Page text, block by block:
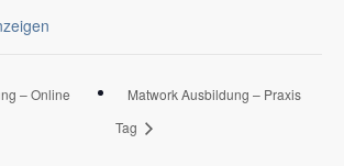
– Online
Matwork Ausbildung – Praxis
Tag